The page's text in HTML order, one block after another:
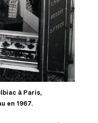
à Paris,
en 1967.